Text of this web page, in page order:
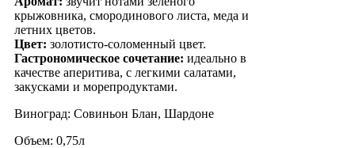
крыжовника, смородинового листа, меда и
летних цветов.
Цвет: золотисто-соломенный цвет.
Гастрономическое сочетание: идеально в
качестве аперитива, с легкими салатами,
закусками и морепродуктами.
Виноград: Совиньон Блан, Шардоне
Объем: 0,75л